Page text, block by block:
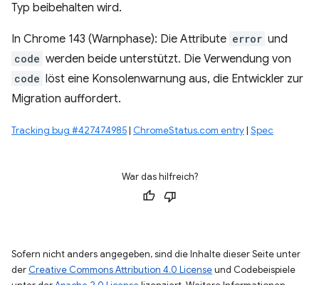
Typ beibehalten wird.
In Chrome 143 (Warnphase): Die Attribute error und
code werden beide unterstützt. Die Verwendung von
code löst eine Konsolenwarnung aus, die Entwickler zur
Migration auffordert.
Tracking bug #427474985| ChromeStatus.com entry| Spec
War das hilfreich?
Sofern nicht anders angegeben, sind die Inhalte dieser Seite unter
der Creative Commons Attribution 4.0 Licenseund Codebeispiele